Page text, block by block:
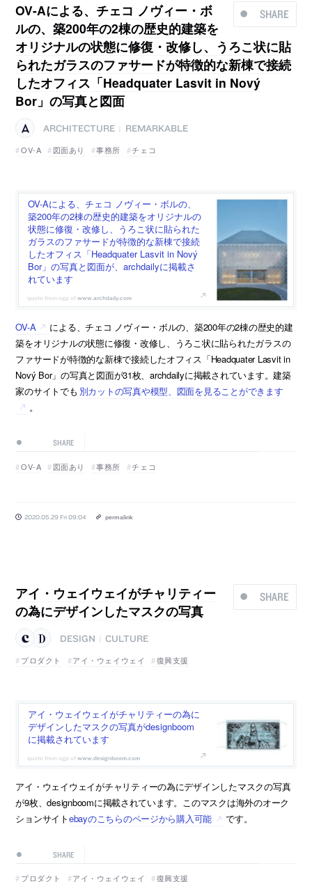
SHARE
OV-Aによる、チェコ ノヴィー・ボ
ルの、築200年の2棟の歴史的建築を
オリジナルの状態に修復・改修し、うろこ状に貼
られたガラスのファサードが特徴的な新棟で接続
したオフィス「Headquater Lasvit in Nový
Bor」の写真と図面
ARCHITECTURE
REMARKABLE
OV-A
図面あり 事務所 チェコ
OV-Aによる、チェコ ノヴィー・ボルの、
築200年の2棟の歴史的建築をオリジナルの
状態に修復・改修し、うろこ状に貼られた
ガラスのファサードが特徴的な新棟で接続
したオフィス「Headquater Lasvit in Nový
Bor」の写真と図面が、archdailyに掲載さ
れています
www.archdaily.com
OV-A
による、チェコ ノヴィー・ボルの、築200年の2棟の歴史的建
築をオリジナルの状態に修復・改修し、うろこ状に貼られたガラスの
ファサードが特徴的な新棟で接続したオフィス「Headquater Lasvit in
Nový Bor」の写真と図面が31枚、archdailyに掲載されています。建築
家のサイトでも 別カットの写真や模型、図面を見ることができます
。
SHARE
OV-A 図面あり 事務所 チェコ
2020.05.29 Fri 09:04 permalink
SHARE
アイ・ウェイウェイがチャリティー
の為にデザインしたマスクの写真
DESIGN
CULTURE
プロダクト
アイ・ウェイウェイ 復興支援
アイ・ウェイウェイがチャリティーの為に
デザインしたマスクの写真がdesignboom
に掲載されています
www.designboom.com
アイ・ウェイウェイがチャリティーの為にデザインしたマスクの写真
が9枚、designboomに掲載されています。このマスクは海外のオーク
ションサイトebayのこちらのページから購入可能 です。
SHARE
プロダクト アイ・ウェイウェイ 復興支援